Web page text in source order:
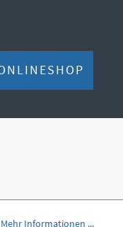
Mehr Informationen ...